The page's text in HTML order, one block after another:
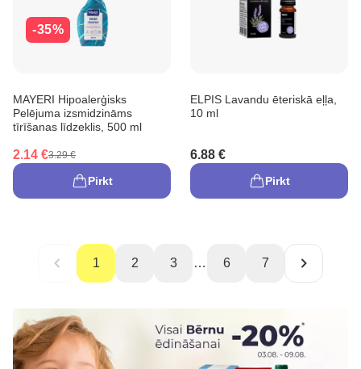
-35%
MAYERI Hipoalerģisks
Pelējuma izsmidzināms
tīrīšanas līdzeklis, 500 ml
2.14 €3.29 €
Pirkt
ELPIS Lavandu ēteriskā eļļa,
10 ml
6.88 €
Pirkt
1 2 3 … 6 7